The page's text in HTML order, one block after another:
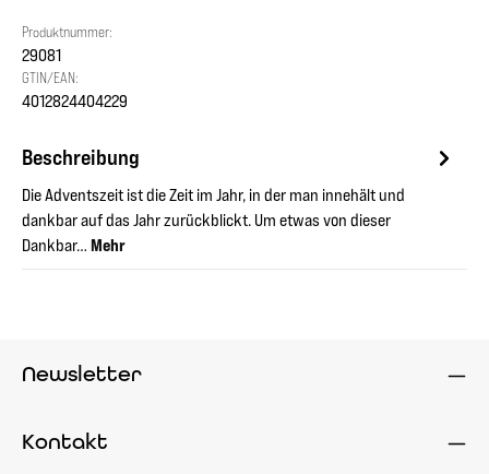
Produktnummer:
29081
GTIN/EAN:
4012824404229
Beschreibung
Die Adventszeit ist die Zeit im Jahr, in der man innehält und
dankbar auf das Jahr zurückblickt. Um etwas von dieser
Dankbar… Mehr
Newsletter
Kontakt